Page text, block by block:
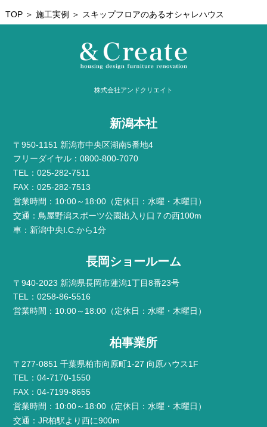
TOP＞ 施工実例 ＞ スキップフロアのあるオシャレハウス
株式会社アンドクリエイト
新潟本社
〒950-1151 新潟市中央区湖南5番地4
フリーダイヤル：0800-800-7070
TEL：025-282-7511
FAX：025-282-7513
営業時間：10:00～18:00（定休日：水曜・木曜日）
交通：鳥屋野潟スポーツ公園出入り口７の西100m
車：新潟中央I.C.から1分
長岡ショールーム
〒940-2023 新潟県長岡市蓮潟1丁目8番23号
TEL：0258-86-5516
営業時間：10:00～18:00（定休日：水曜・木曜日）
柏事業所
〒277-0851 千葉県柏市向原町1-27 向原ハウス1F
TEL：04-7170-1550
FAX：04-7199-8655
営業時間：10:00～18:00（定休日：水曜・木曜日）
交通：JR柏駅より西に900m